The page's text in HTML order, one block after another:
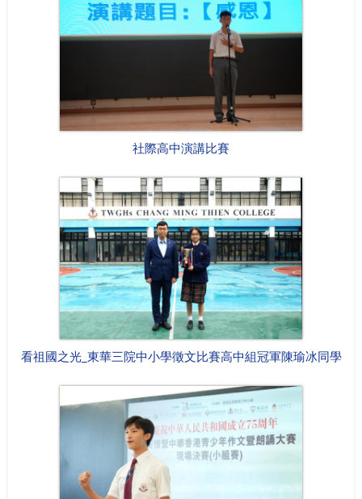
社際高中演講比賽
看祖國之光_東華三院中小學徵文比賽高中組冠軍陳瑜冰同學